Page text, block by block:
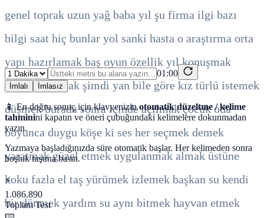
genel toprak uzun yağ baba yıl şu firma ilgi bazı
bilgi saat hiç bunlar yol sanki hasta o araştırma orta
yapı hazırlamak baş oyun özellik yıl konuşmak
durmak sormak şimdi yan bile göre kız türlü istemek
düşmek burada sonra içinde açılmak çocuk oda
boyunca duygu köşe ki ses her seçmek demek
yaratmak güzel etmek uygulanmak almak üstüne
koku fazla el taş yürümek izlemek başkan su kendi
bir dönmek yardım su aynı bitmek hayvan etmek
01:00
İmlalı İmlasız
📱 En doğru sonuç için klavyenizinotomatik düzeltme / kelime
tahminini kapatın ve öneri çubuğundaki kelimelere dokunmadan
yazın.
Yazmaya başladığınızda süre otomatik başlar. Her kelimeden sonra
boşluk tuşuna basın.
⚡
1.086.890
Toplam Test